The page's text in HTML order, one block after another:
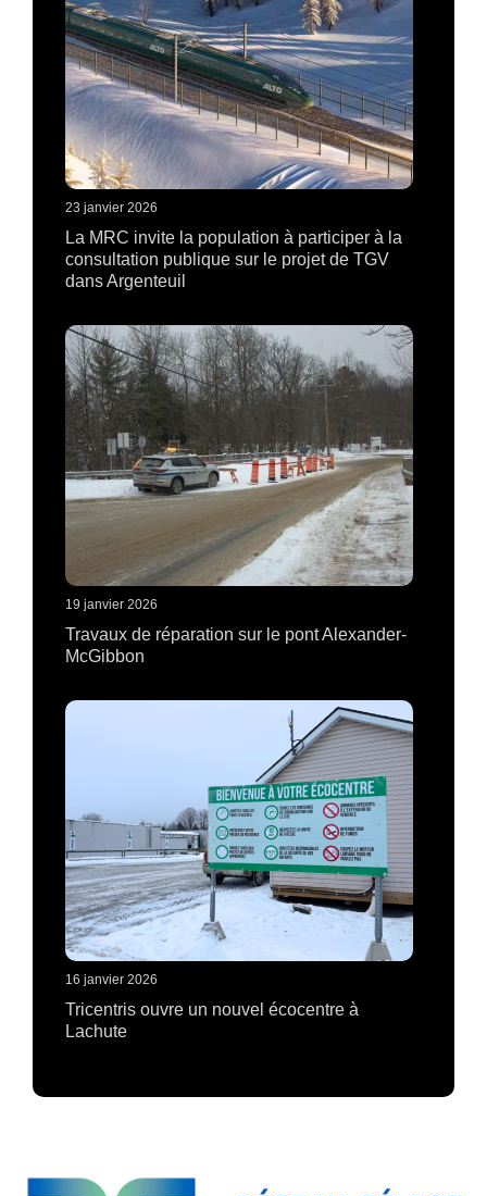
23 janvier 2026
La MRC invite la population à participer à la
consultation publique sur le projet de TGV
dans Argenteuil
19 janvier 2026
Travaux de réparation sur le pont Alexander-
McGibbon
16 janvier 2026
Tricentris ouvre un nouvel écocentre à
Lachute